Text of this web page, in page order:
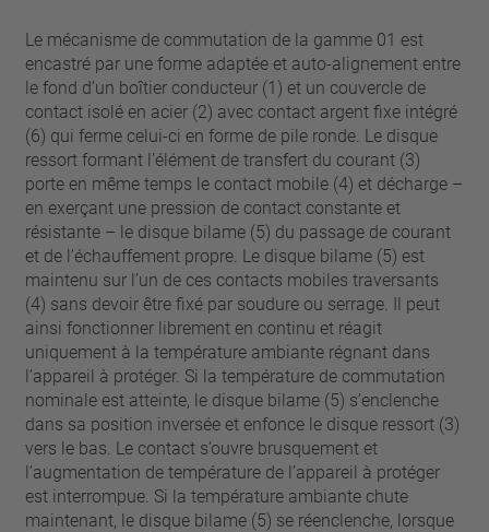
Le mécanisme de commutation de la gamme 01 est
encastré par une forme adaptée et auto-alignement entre
le fond d’un boîtier conducteur (1) et un couvercle de
contact isolé en acier (2) avec contact argent fixe intégré
(6) qui ferme celui-ci en forme de pile ronde. Le disque
ressort formant l’élément de transfert du courant (3)
porte en même temps le contact mobile (4) et décharge –
en exerçant une pression de contact constante et
résistante – le disque bilame (5) du passage de courant
et de l’échauffement propre. Le disque bilame (5) est
maintenu sur l’un de ces contacts mobiles traversants
(4) sans devoir être fixé par soudure ou serrage. Il peut
ainsi fonctionner librement en continu et réagit
uniquement à la température ambiante régnant dans
l’appareil à protéger. Si la température de commutation
nominale est atteinte, le disque bilame (5) s’enclenche
dans sa position inversée et enfonce le disque ressort (3)
vers le bas. Le contact s’ouvre brusquement et
l’augmentation de température de l’appareil à protéger
est interrompue. Si la température ambiante chute
maintenant, le disque bilame (5) se réenclenche, lorsque